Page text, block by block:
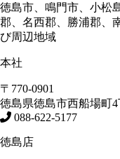
徳島市、鳴門市、小松
郡、名西郡、勝浦郡、
び周辺地域
本社
〒770-0901
徳島県徳島市西船場町
088-622-5177
徳島店